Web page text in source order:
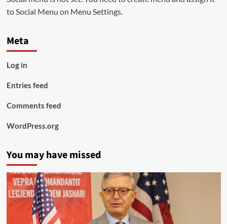
to Social Menu on Menu Settings.
Meta
Log in
Entries feed
Comments feed
WordPress.org
You may have missed